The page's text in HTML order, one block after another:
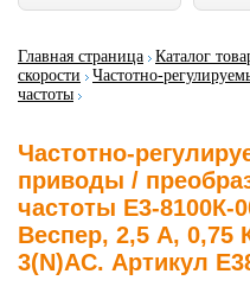
Главная страница Каталог
скорости
Частотно-
частоты
Частотно-
приводы /
частоты E3-8100К-
Веспер, 2,5 А, 0,75
3(N)AC. Артикул